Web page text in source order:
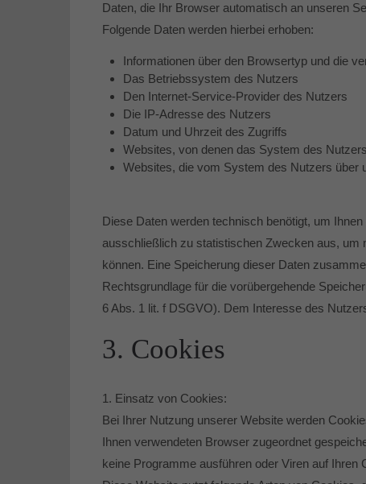
Daten, die Ihr Browser automatisch an unseren
Folgende Daten werden hierbei erhoben:
Informationen über den Browsertyp und die
Das Betriebssystem des Nutzers
Den Internet-Service-Provider des Nutzers
Die IP-Adresse des Nutzers
Datum und Uhrzeit des Zugriffs
Websites, von denen das System des
Websites, die vom System des Nutzers über
Diese Daten werden technisch benötigt, um
ausschließlich zu statistischen Zwecken aus, um
können. Eine Speicherung dieser Daten
Rechtsgrundlage für die vorübergehende
6 Abs. 1 lit. f DSGVO). Dem Interesse des
3. Cookies
1. Einsatz von Cookies:
Bei Ihrer Nutzung unserer Website werden
Ihnen verwendeten Browser zugeordnet
keine Programme ausführen oder Viren auf